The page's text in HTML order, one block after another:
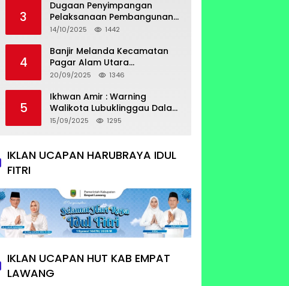
3
Dugaan Penyimpangan
Pelaksanaan Pembangunan
Prasarana Utilitas
14/10/2025 1442
4
Banjir Melanda Kecamatan
Pagar Alam Utara
Pemerintahan Luber Belum
20/09/2025 1346
5
Ikhwan Amir : Warning
Walikota Lubuklinggau Dalam
Pengangkatan Staf Khusus
15/09/2025 1295
IKLAN UCAPAN HARUBRAYA IDUL
FITRI
IKLAN UCAPAN HUT KAB EMPAT
LAWANG